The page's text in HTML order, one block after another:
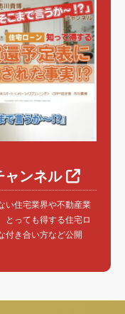
ャンネル
い住宅業界や不動産業
とっても得する住宅ロ
付き合い方など公開